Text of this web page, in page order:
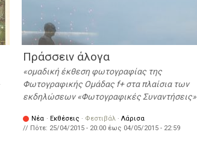
Πράσσειν άλογα
ομαδική έκθεση φωτογραφίας της
Φωτογραφικής Ομάδας f+ στα πλαίσια των
εκδηλώσεων «Φωτογραφικές Συναντήσεις»
Νέα · Εκθέσεις · Φεστιβάλ · Λάρισα
// Πότε: 25/04/2015 - 20:00 έως 04/05/2015 - 22:59